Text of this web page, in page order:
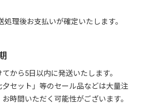
処理後お支払いが確定いたします。
から5日以内に発送いたします。
夕セット」等のセール品などは大量注
時間いただく可能性がございます。